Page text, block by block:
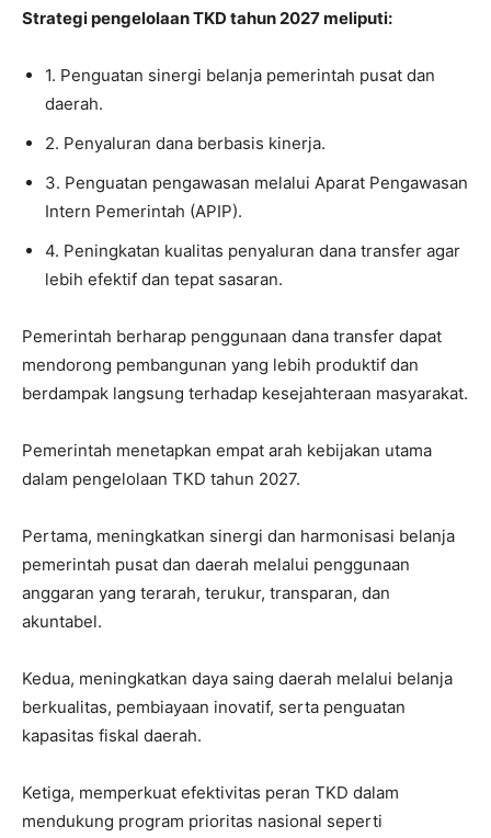
Strategi pengelolaan TKD tahun 2027 meliputi:
1. Penguatan sinergi belanja pemerintah pusat dan
daerah.
2. Penyaluran dana berbasis kinerja.
3. Penguatan pengawasan melalui Aparat Pengawasan
Intern Pemerintah (APIP).
4. Peningkatan kualitas penyaluran dana transfer agar
lebih efektif dan tepat sasaran.
Pemerintah berharap penggunaan dana transfer dapat
mendorong pembangunan yang lebih produktif dan
berdampak langsung terhadap kesejahteraan masyarakat.
Pemerintah menetapkan empat arah kebijakan utama
dalam pengelolaan TKD tahun 2027.
Pertama, meningkatkan sinergi dan harmonisasi belanja
pemerintah pusat dan daerah melalui penggunaan
anggaran yang terarah, terukur, transparan, dan
akuntabel.
Kedua, meningkatkan daya saing daerah melalui belanja
berkualitas, pembiayaan inovatif, serta penguatan
kapasitas fiskal daerah.
Ketiga, memperkuat efektivitas peran TKD dalam
mendukung program prioritas nasional seperti